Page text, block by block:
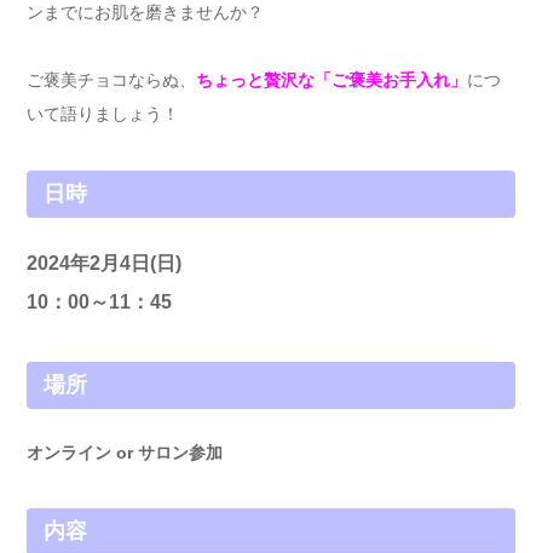
ンまでにお肌を磨きませんか？
ご褒美チョコならぬ、 ちょっと贅沢な「ご褒美お手入れ」 につ
いて語りましょう！
日時
2024年2月4日(日)
10：00～11：45
場所
オンライン or サロン参加
内容